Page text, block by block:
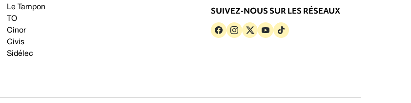
Le Tampon
TO
Cinor
Civis
Sidélec
SUIVEZ-NOUS SUR LES RÉSEAUX